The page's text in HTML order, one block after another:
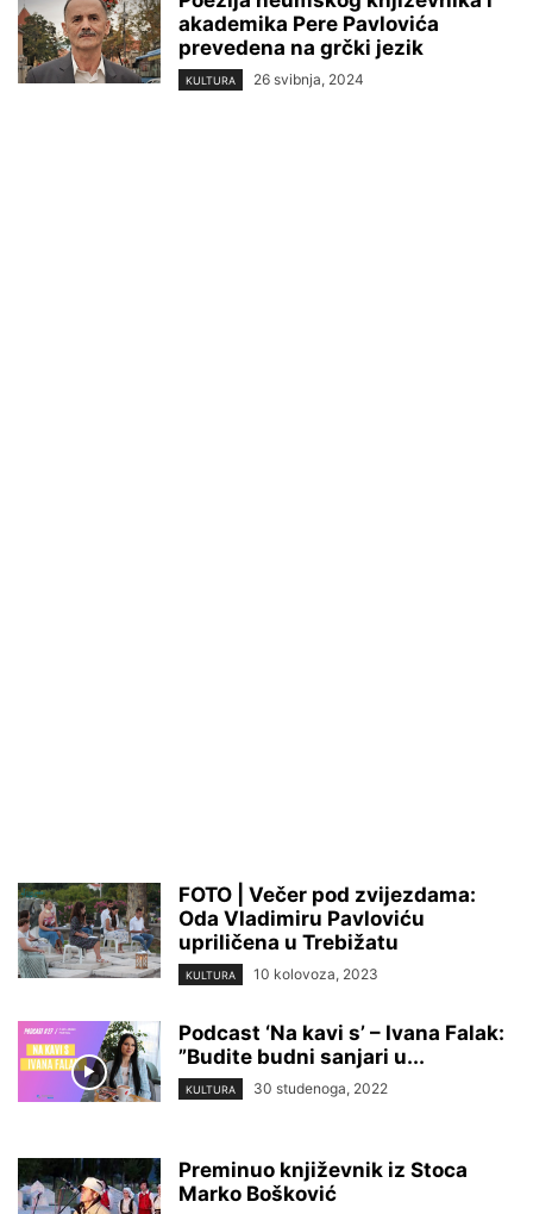
akademika Pere Pavlovića
prevedena na grčki jezik
KULTURA 26 svibnja, 2024
FOTO | Večer pod zvijezdama:
Oda Vladimiru Pavloviću
upriličena u Trebižatu
KULTURA 10 kolovoza, 2023
Podcast ‘Na kavi s’ – Ivana Falak:
”Budite budni sanjari u...
KULTURA 30 studenoga, 2022
Preminuo književnik iz Stoca
Marko Bošković